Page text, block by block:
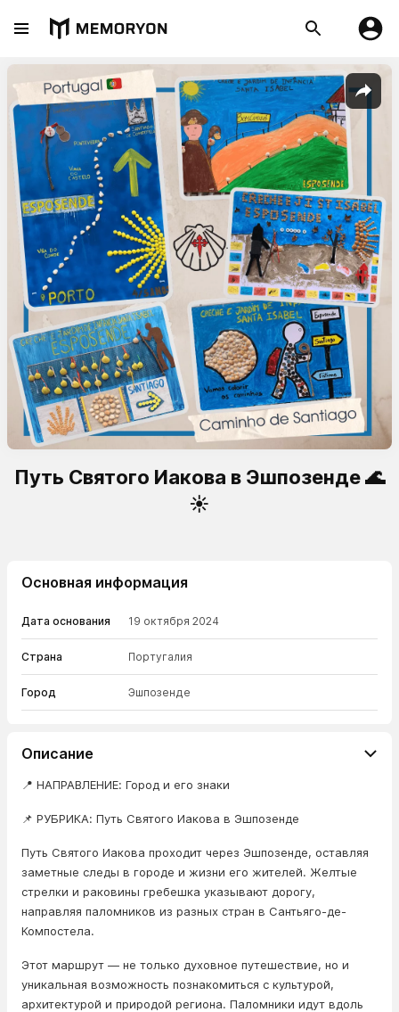
Путь Святого Иакова в Эшпозенде 🌊
☀️
Основная информация
Дата основания 19 октября 2024
Страна Португалия
Город Эшпозенде
Описание
📍 НАПРАВЛЕНИЕ: Город и его знаки
📌 РУБРИКА: Путь Святого Иакова в Эшпозенде
Путь Святого Иакова проходит через Эшпозенде, оставляя
заметные следы в городе и жизни его жителей. Желтые
стрелки и раковины гребешка указывают дорогу,
направляя паломников из разных стран в Сантьяго-де-
Компостела.
Этот маршрут — не только духовное путешествие, но и
уникальная возможность познакомиться с культурой,
архитектурой и природой региона. Паломники идут вдоль